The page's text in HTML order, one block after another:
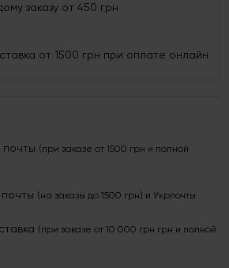
заказу от 450 грн
от 1500 грн при оплате онлайн
(при заказе от 1500 грн и полной
(на заказы до 1500 грн) и Укрпочты
(при заказе от 10 000 грн грн и полной